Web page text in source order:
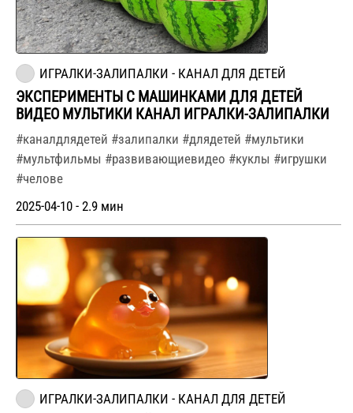
ИГРАЛКИ-ЗАЛИПАЛКИ - КАНАЛ ДЛЯ ДЕТЕЙ
ЭКСПЕРИМЕНТЫ С МАШИНКАМИ ДЛЯ ДЕТЕЙ
ВИДЕО МУЛЬТИКИ КАНАЛ ИГРАЛКИ-ЗАЛИПАЛКИ
#каналдлядетей #залипалки #длядетей #мультики
#мультфильмы #развивающиевидео #куклы #игрушки
#челове
2025-04-10 - 2.9 мин
ИГРАЛКИ-ЗАЛИПАЛКИ - КАНАЛ ДЛЯ ДЕТЕЙ